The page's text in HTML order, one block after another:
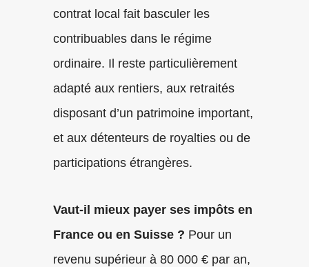
contrat local fait basculer les
contribuables dans le régime
ordinaire. Il reste particulièrement
adapté aux rentiers, aux retraités
disposant d’un patrimoine important,
et aux détenteurs de royalties ou de
participations étrangères.
Vaut-il mieux payer ses impôts en
France ou en Suisse ? Pour un
revenu supérieur à 80 000 € par an,